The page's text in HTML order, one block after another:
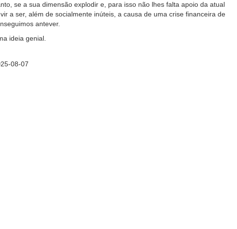
se a sua dimensão explodir e, para isso não lhes falta apoio da atual
a ser, além de socialmente inúteis, a causa de uma crise financeira de
antever.
ideia genial.
08-07